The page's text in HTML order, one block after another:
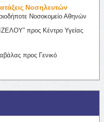
Νοσηλευτών
Νοσοκομείο Αθηνών
προς Κέντρο Υγείας
προς Γενικό